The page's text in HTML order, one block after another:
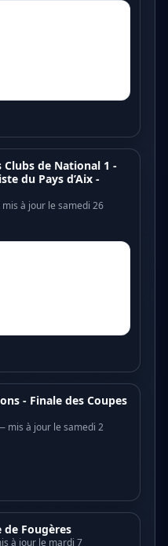
Clubs de National 1 -
du Pays d’Aix -
à jour le samedi 26
- Finale des Coupes
mis à jour le samedi 2
de Fougères
à jour le mardi 7